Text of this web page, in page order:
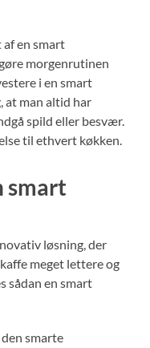
en smart
morgenrutinen
i en smart
at man altid har
spild eller besvær.
til ethvert køkken.
smart
løsning, der
meget lettere og
sådan en smart
smarte